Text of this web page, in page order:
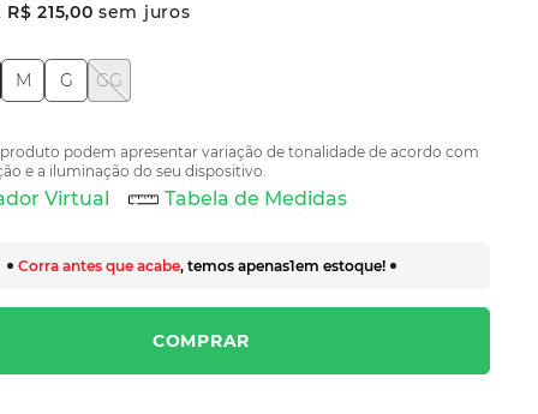
R$ 215,00 sem juros
G GG
M
podem apresentar variação de tonalidade de acordo com
e a iluminação do seu dispositivo.
Virtual Tabela de Medidas
Corra antes que acabe, temos apenas1em estoque!
COMPRAR